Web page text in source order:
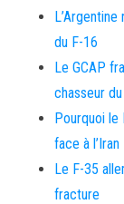
du F-16
Le GCAP
chasseur
Pourquoi
face à l’Iran
Le F-35
fracture